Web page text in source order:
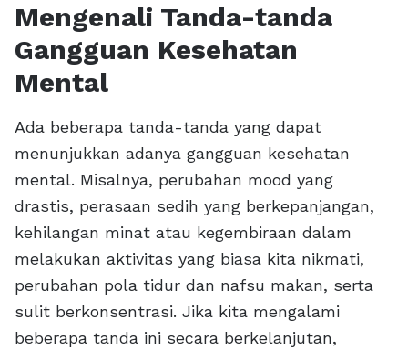
Mengenali Tanda-tanda
Gangguan Kesehatan
Mental
Ada beberapa tanda-tanda yang dapat
menunjukkan adanya gangguan kesehatan
mental. Misalnya, perubahan mood yang
drastis, perasaan sedih yang berkepanjangan,
kehilangan minat atau kegembiraan dalam
melakukan aktivitas yang biasa kita nikmati,
perubahan pola tidur dan nafsu makan, serta
sulit berkonsentrasi. Jika kita mengalami
beberapa tanda ini secara berkelanjutan,